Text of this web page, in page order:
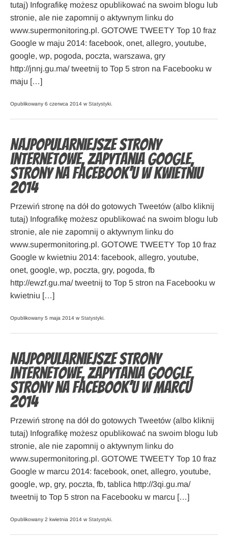
tutaj) Infografikę możesz opublikować na swoim blogu lub
stronie, ale nie zapomnij o aktywnym linku do
www.supermonitoring.pl. GOTOWE TWEETY Top 10 fraz
Google w maju 2014: facebook, onet, allegro, youtube,
google, wp, pogoda, poczta, warszawa, gry
http://jnnj.gu.ma/ tweetnij to Top 5 stron na Facebooku w
maju […]
Opublikowany 6 czerwca 2014 w Statystyki
Najpopularniejsze strony
internetowe, zapytania Google,
strony na Facebook’u w kwietniu
2014
Przewiń stronę na dół do gotowych Tweetów (albo kliknij
tutaj) Infografikę możesz opublikować na swoim blogu lub
stronie, ale nie zapomnij o aktywnym linku do
www.supermonitoring.pl. GOTOWE TWEETY Top 10 fraz
Google w kwietniu 2014: facebook, allegro, youtube,
onet, google, wp, poczta, gry, pogoda, fb
http://ewzf.gu.ma/ tweetnij to Top 5 stron na Facebooku w
kwietniu […]
Opublikowany 5 maja 2014 w Statystyki
Najpopularniejsze strony
internetowe, zapytania Google,
strony na Facebook’u w marcu
2014
Przewiń stronę na dół do gotowych Tweetów (albo kliknij
tutaj) Infografikę możesz opublikować na swoim blogu lub
stronie, ale nie zapomnij o aktywnym linku do
www.supermonitoring.pl. GOTOWE TWEETY Top 10 fraz
Google w marcu 2014: facebook, onet, allegro, youtube,
google, wp, gry, poczta, fb, tablica http://3qi.gu.ma/
tweetnij to Top 5 stron na Facebooku w marcu […]
Opublikowany 2 kwietnia 2014 w Statystyki